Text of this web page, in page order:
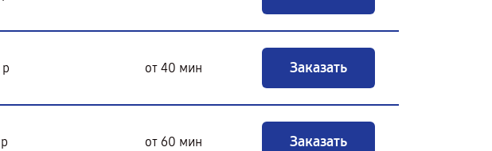
от 40 мин Заказать
от 60 мин Заказать